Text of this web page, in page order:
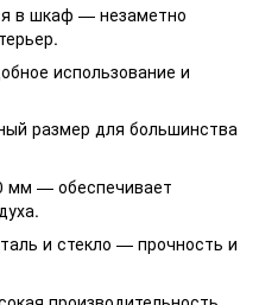
в шкаф — незаметно
использование и
размер для большинства
мм — обеспечивает
и стекло — прочность и